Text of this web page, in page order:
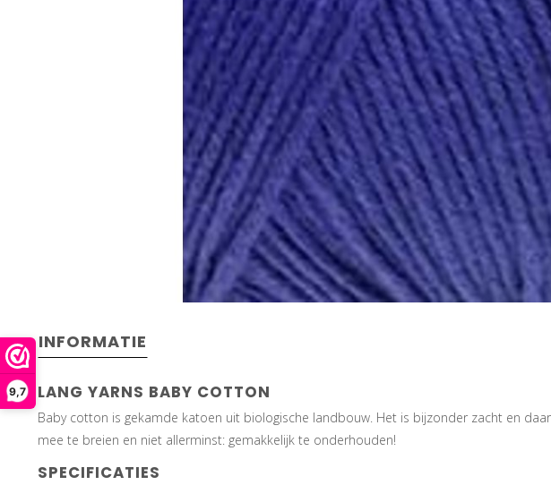
9,7
INFORMATIE
LANG YARNS BABY COTTON
Baby cotton is gekamde katoen uit biologische landbouw. Het is bijzonder zacht en
mee te breien en niet allerminst: gemakkelijk te onderhouden!
SPECIFICATIES